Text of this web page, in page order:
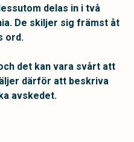
delas in i två
De skiljer sig främst åt
ord.
det kan vara svårt att
därför att beskriva
avskedet.